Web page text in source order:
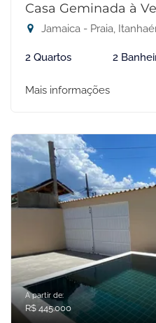
Casa Geminada à
Jamaica - Praia,
2 Quartos 2
Mais informações
A partir de:
R$ 445.000